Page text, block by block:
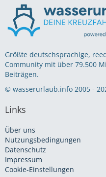
Größte deutschsprachige,
Community mit über 79.500
Beiträgen.
© wasserurlaub.info 2005 -
Links
Über uns
Nutzungsbedingungen
Datenschutz
Impressum
Cookie-Einstellungen